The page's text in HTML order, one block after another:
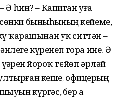
Ә һин? – Капитан уға
быныһының кейеме,
ҡарашынан уҡ ситтән –
күренеп тора ине. Ә
йоҙроҡ төйөп әрләй
кеше, офицерҙың
күргәс, бер аҙ